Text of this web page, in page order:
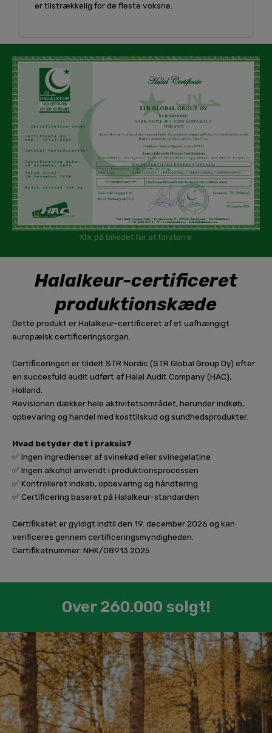
er tilstrækkelig for de fleste voksne.
Halalkeur-certificeret
produktionskæde
Dette produkt er Halalkeur-certificeret af et uafhængigt
europæisk certificeringsorgan.
Certificeringen er tildelt STR Nordic (STR Global Group Oy) efter
en succesfuld audit udført af Halal Audit Company (HAC),
Holland.
Revisionen dækker hele aktivitetsområdet, herunder indkøb,
opbevaring og handel med kosttilskud og sundhedsprodukter.
Hvad betyder det i praksis?
✅ Ingen ingredienser af svinekød eller svinegelatine
✅ Ingen alkohol anvendt i produktionsprocessen
✅ Kontrolleret indkøb, opbevaring og håndtering
✅ Certificering baseret på Halalkeur-standarden
Certifikatet er gyldigt indtil den 19. december 2026 og kan
verificeres gennem certificeringsmyndigheden.
Certifikatnummer: NHK/08913.2025
Klik på billedet for at forstørre
Over 260.000 solgt!